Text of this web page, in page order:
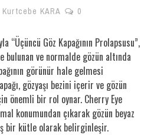
Kurtcebe KARA 0
“Üçüncü Göz Kapağının Prolapsusu”,
bulunan ve normalde gözün altında
görünür hale gelmesi
gözyaşı bezini içerir ve gözün
önemli bir rol oynar. Cherry Eye
konumundan çıkarak gözün beyaz
bir kütle olarak belirginleşir.